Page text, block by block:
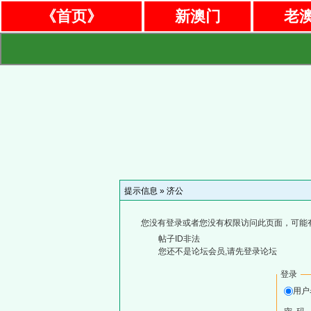
《首页》 新澳门 老
提示信息 » 济公
您没有登录或者您没有权限访问此页面，可能
帖子ID非法
您还不是论坛会员,请先登录论坛
登录
用